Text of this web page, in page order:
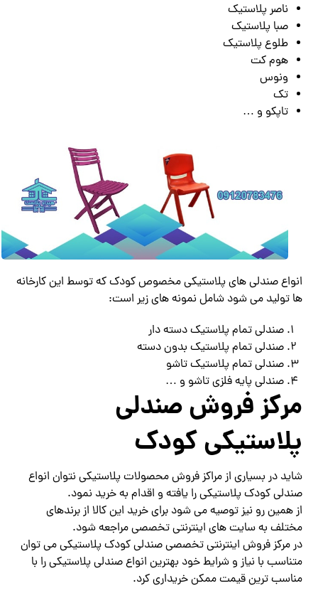
ناصر پلاستیک
صبا پلاستیک
طلوع پلاستیک
هوم کت
ونوس
تک
تاپکو و …
انواع صندلی های پلاستیکی مخصوص کودک که توسط این کارخانه
ها تولید می شود شامل نمونه های زیر است:
صندلی تمام پلاستیک دسته دار
صندلی تمام پلاستیک بدون دسته
صندلی تمام پلاستیک تاشو
صندلی پایه فلزی تاشو و …
مرکز فروش صندلی
پلاستیکی کودک
شاید در بسیاری از مراکز فروش محصولات پلاستیکی نتوان انواع
صندلی کودک پلاستیکی را یافته و اقدام به خرید نمود.
از همین رو نیز توصیه می شود برای خرید این کالا از برندهای
مختلف به سایت های اینترنتی تخصصی مراجعه شود.
در مرکز فروش اینترنتی تخصصی صندلی کودک پلاستیکی می توان
متناسب با نیاز و شرایط خود بهترین انواع صندلی پلاستیکی را با
مناسب ترین قیمت ممکن خریداری کرد.